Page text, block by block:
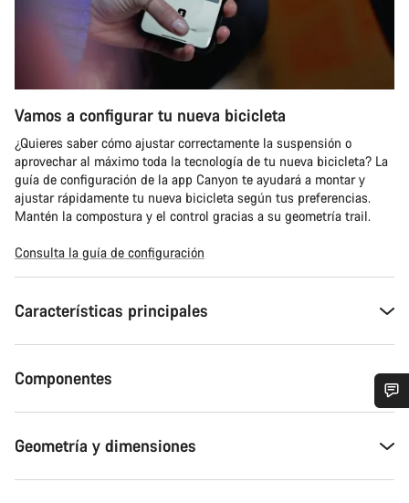
Vamos a configurar tu nueva bicicleta
¿Quieres saber cómo ajustar correctamente la suspensión o
aprovechar al máximo toda la tecnología de tu nueva bicicleta? La
guía de configuración de la app Canyon te ayudará a montar y
ajustar rápidamente tu nueva bicicleta según tus preferencias.
Mantén la compostura y el control gracias a su geometría trail.
Consulta la guía de configuración
Características principales
Componentes
Geometría y dimensiones